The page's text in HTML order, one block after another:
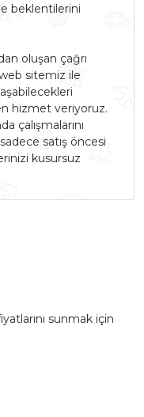
beklentilerini
oluşan çağrı
sitemiz ile
hizmet veriyoruz.
çalışmalarını
satış öncesi
kusursuz
sunmak için